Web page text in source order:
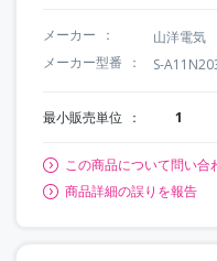
メーカー 山洋電気
メーカー型番
S-
最小販売単位 1
この商品について問い合
商品詳細の誤りを報告